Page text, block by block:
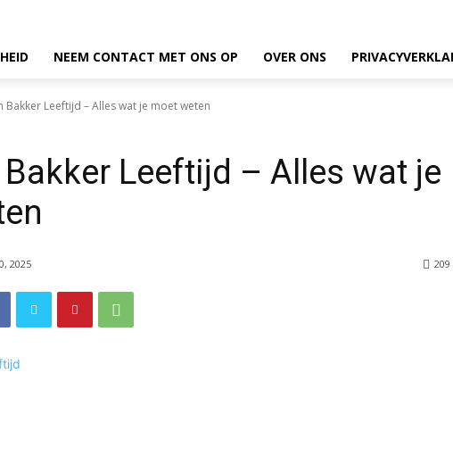
NEEM CONTACT MET ONS OP OVER ONS
Bakker Leeftijd – Alles wat je moet weten
Leeftijd – Alles wat je
2025 209